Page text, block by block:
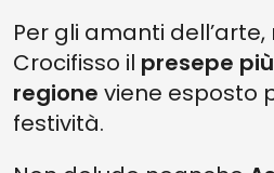
Per gli amanti
Crocifisso il presepe
regione viene esposto
festività.